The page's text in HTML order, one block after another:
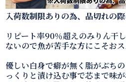
入荷数制限ありの為、品切れの際
リピート率90％超えのみりん干
ないので魚が苦手な方にこそおス
優しい白身で癖が無く脂がぶち
っくりと漬け込む事で芯まで味